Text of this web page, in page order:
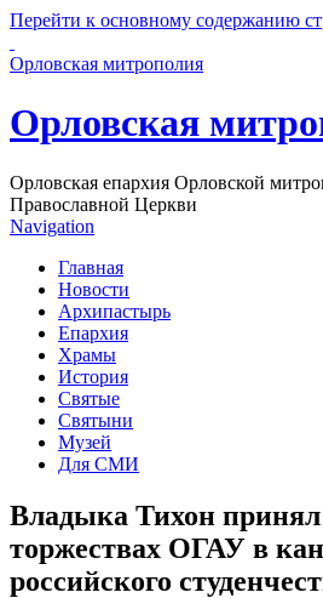
Перейти к основному содержанию
Орловская митрополия
Орловская
Орловская епархия Орловской
Православной Церкви
Navigation
Главная
Новости
Архипастырь
Епархия
Храмы
История
Святые
Святыни
Музей
Для СМИ
Владыка Тихон принял
торжествах ОГАУ в
российского